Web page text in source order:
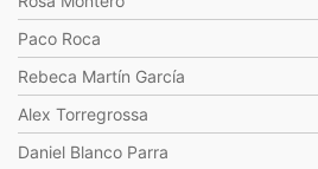
Paco Roca
Rebeca Martín García
Alex Torregrossa
Daniel Blanco Parra